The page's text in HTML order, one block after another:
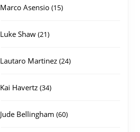
Marco Asensio 1515
Luke Shaw 2121
Lautaro Martinez 2424
Kai Havertz 3434
Jude Bellingham 6060